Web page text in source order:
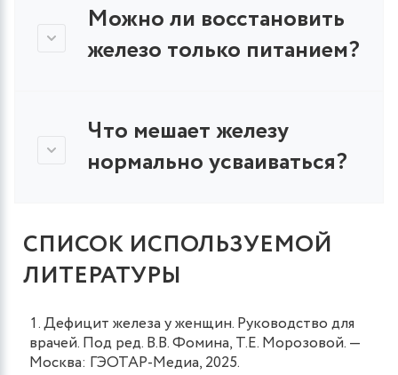
Можно ли восстановить
железо только питанием?
Что мешает железу
нормально усваиваться?
СПИСОК ИСПОЛЬЗУЕМОЙ
ЛИТЕРАТУРЫ
Дефицит железа у женщин. Руководство для
врачей. Под ред. В.В. Фомина, Т.Е. Морозовой. —
Москва: ГЭОТАР-Медиа, 2025.